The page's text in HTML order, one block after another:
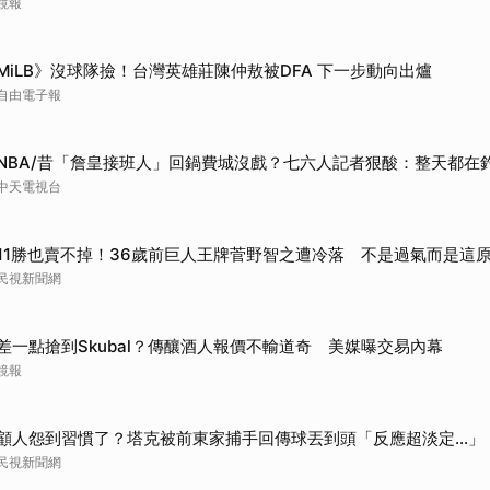
》沒球隊撿！台灣英雄莊陳仲敖被DFA 下一步動向出爐
由電子報
昔「詹皇接班人」回鍋費城沒戲？七六人記者狠酸：整天都在
天電視台
勝也賣不掉！36歲前巨人王牌菅野智之遭冷落 不是過氣而是這
視新聞網
一點搶到Skubal？傳釀酒人報價不輸道奇 美媒曝交易內幕
報
人怨到習慣了？塔克被前東家捕手回傳球丟到頭「反應超淡定...」
視新聞網